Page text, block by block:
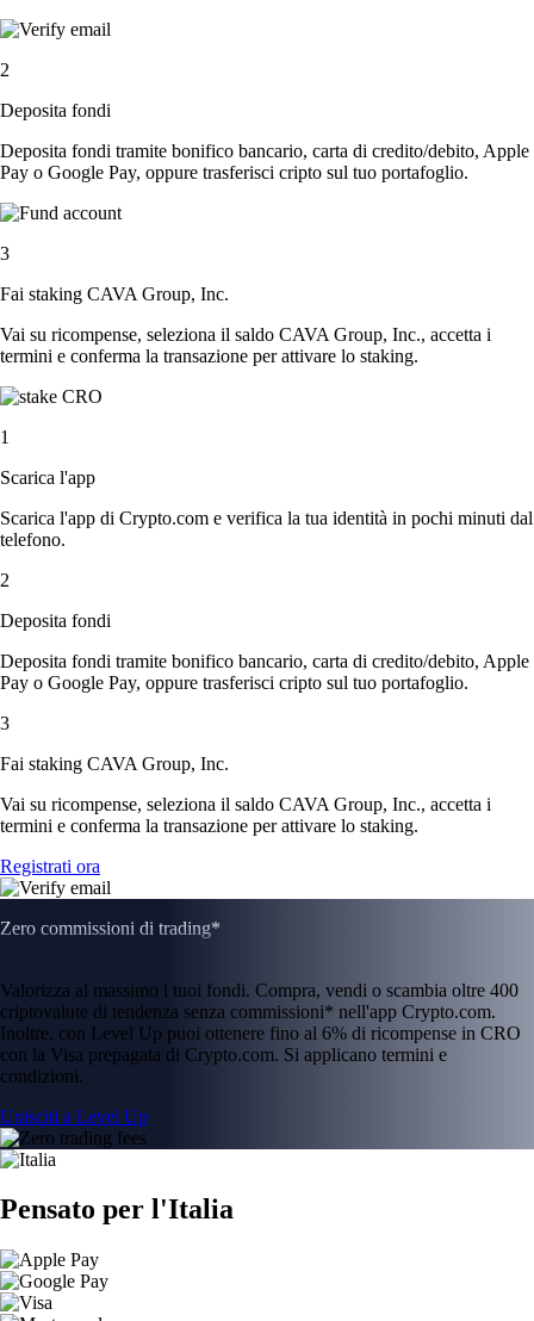
2
Deposita fondi
Deposita fondi tramite bonifico bancario, carta di credito/debito, Apple
Pay o Google Pay, oppure trasferisci cripto sul tuo portafoglio.
3
Fai staking CAVA Group, Inc.
Vai su ricompense, seleziona il saldo CAVA Group, Inc., accetta i
termini e conferma la transazione per attivare lo staking.
1
Scarica l'app
Scarica l'app di Crypto.com e verifica la tua identità in pochi minuti dal
telefono.
2
Deposita fondi
Deposita fondi tramite bonifico bancario, carta di credito/debito, Apple
Pay o Google Pay, oppure trasferisci cripto sul tuo portafoglio.
3
Fai staking CAVA Group, Inc.
Vai su ricompense, seleziona il saldo CAVA Group, Inc., accetta i
termini e conferma la transazione per attivare lo staking.
Registrati ora
Zero commissioni di trading*
Valorizza al massimo i tuoi fondi. Compra, vendi o scambia oltre 400
criptovalute di tendenza senza commissioni* nell'app Crypto.com.
Inoltre, con Level Up puoi ottenere fino al 6% di ricompense in CRO
con la Visa prepagata di Crypto.com. Si applicano termini e
condizioni.
Unisciti a Level Up
Pensato per l'Italia